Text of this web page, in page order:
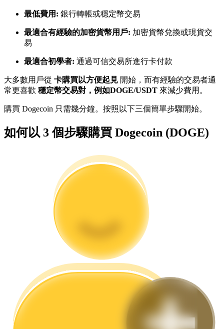
成為跟單交易員
坐享盈利分成和跟單分傭
合約資訊
包含交易情況等的大數據分析
合約功能使用指南
最低費用: 銀行轉帳或穩定幣交易
最適合有經驗的加密貨幣用戶: 加密貨幣兌換或現貨交
易
最適合初學者: 通過可信交易所進行卡付款
大多數用戶從 卡購買以方便起見 開始，而有經驗的交易者通
常更喜歡 穩定幣交易對，例如DOGE/USDT 來減少費用。
購買 Dogecoin 只需幾分鐘。按照以下三個簡單步驟開始。
如何以 3 個步驟購買 Dogecoin (DOGE)